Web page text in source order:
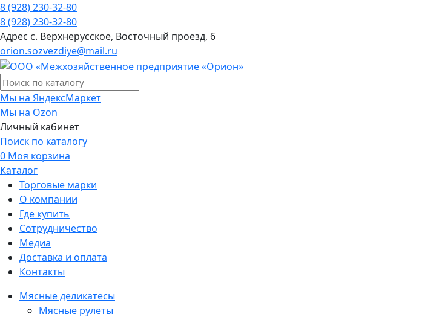
8 (928) 230-32-80
8 (928) 230-32-80
Адрес с. Верхнерусское, Восточный проезд, 6
orion.sozvezdiye@mail.ru
Мы на ЯндексМаркет
Мы на Ozon
Личный кабинет
Поиск по каталогу
0 Моя корзина
Каталог
Торговые марки
О компании
Где купить
Сотрудничество
Медиа
Доставка и оплата
Контакты
Мясные деликатесы
Мясные рулеты